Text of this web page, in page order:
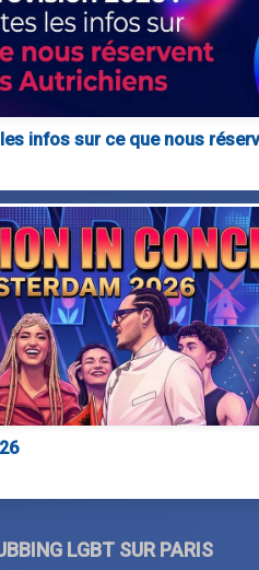
infos sur ce que nous
LGBT SUR PARIS